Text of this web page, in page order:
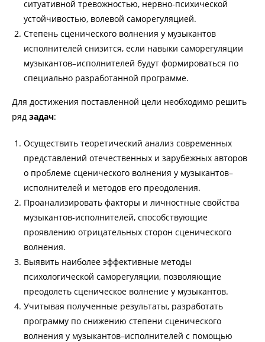
ситуативной тревожностью, нервно-психической
устойчивостью, волевой саморегуляцией.
Степень сценического волнения у музыкантов
исполнителей снизится, если навыки саморегуляции
музыкантов–исполнителей будут формироваться по
специально разработанной программе.
Для достижения поставленной цели необходимо решить
ряд задач:
Осуществить теоретический анализ современных
представлений отечественных и зарубежных авторов
о проблеме сценического волнения у музыкантов–
исполнителей и методов его преодоления.
Проанализировать факторы и личностные свойства
музыкантов-исполнителей, способствующие
проявлению отрицательных сторон сценического
волнения.
Выявить наиболее эффективные методы
психологической саморегуляции, позволяющие
преодолеть сценическое волнение у музыкантов.
Учитывая полученные результаты, разработать
программу по снижению степени сценического
волнения у музыкантов–исполнителей с помощью